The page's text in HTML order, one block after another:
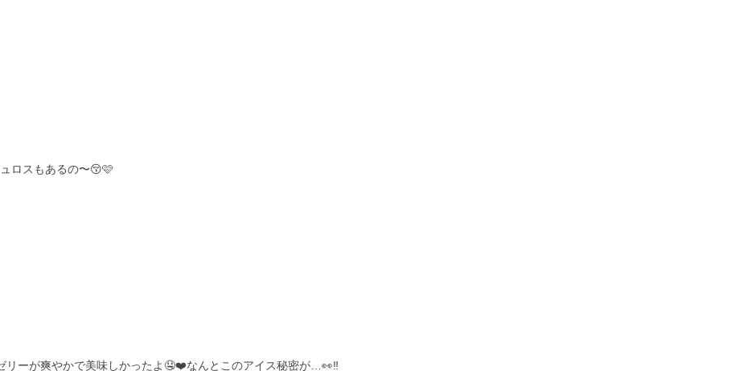
ロスもあるの〜😚🩷
リーが爽やかで美味しかったよ🤤❤️なんとこのアイス秘密が…👀‼️